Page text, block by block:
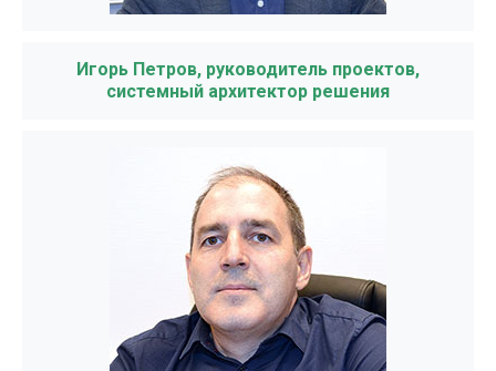
Игорь Петров, руководитель проектов,
системный архитектор решения